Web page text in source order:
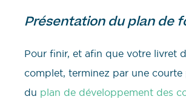
Présentation du plan de
Pour finir, et afin que votre livret
complet, terminez par une courte
du plan de développement des